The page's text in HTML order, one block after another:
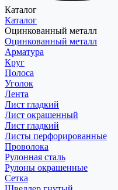
Каталог
Каталог
Оцинкованный металл
Оцинкованный металл
Арматура
Круг
Полоса
Уголок
Лента
Лист гладкий
Лист окрашенный
Лист гладкий
Листы перфорированные
Проволока
Рулонная сталь
Рулоны окрашенные
Сетка